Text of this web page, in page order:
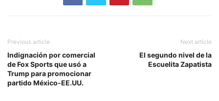
Previous article
Indignación por comercial
de Fox Sports que usó a
Trump para promocionar
partido México-EE.UU.
Next article
El segundo nivel de la
Escuelita Zapatista